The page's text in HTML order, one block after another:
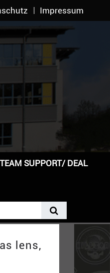
Impressum
TEAM SUPPORT/ DEAL
lens,